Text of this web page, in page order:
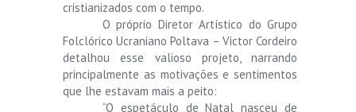
cristianizados com o tempo.
O próprio Diretor Artístico do Grupo
Folclórico Ucraniano Poltava – Victor Cordeiro
detalhou esse valioso projeto, narrando
principalmente as motivações e sentimentos
que lhe estavam mais a peito:
“O espetáculo de Natal nasceu de